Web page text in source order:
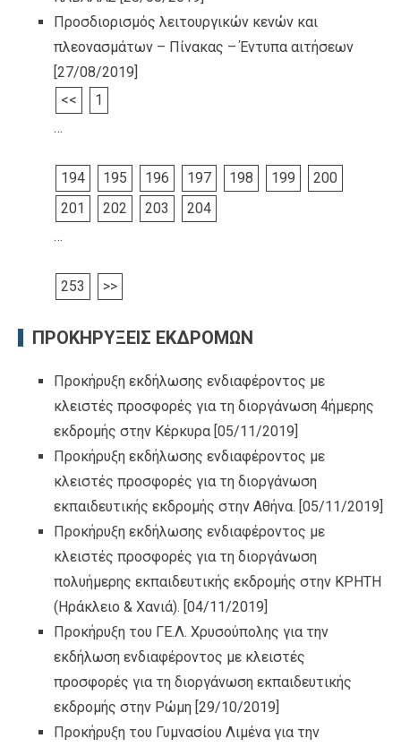
Προσδιορισμός λειτουργικών κενών και
πλεονασμάτων – Πίνακας – Έντυπα αιτήσεων
[27/08/2019]
<<
1
…
194 195 196 197 198 199
200
201
202 203
204
…
253 >>
ΠΡΟΚΗΡΥΞΕΙΣ ΕΚΔΡΟΜΩΝ
Προκήρυξη εκδήλωσης ενδιαφέροντος με
κλειστές προσφορές για τη διοργάνωση 4ήμερης
εκδρομής στην Κέρκυρα [05/11/2019]
Προκήρυξη εκδήλωσης ενδιαφέροντος με
κλειστές προσφορές για τη διοργάνωση
εκπαιδευτικής εκδρομής στην Αθήνα. [05/11/2019]
Προκήρυξη εκδήλωσης ενδιαφέροντος με
κλειστές προσφορές για τη διοργάνωση
πολυήμερης εκπαιδευτικής εκδρομής στην ΚΡΗΤΗ
(Ηράκλειο & Χανιά). [04/11/2019]
Προκήρυξη του ΓΕ.Λ. Χρυσούπολης για την
εκδήλωση ενδιαφέροντος με κλειστές
προσφορές για τη διοργάνωση εκπαιδευτικής
εκδρομής στην Ρώμη [29/10/2019]
Προκήρυξη του Γυμνασίου Λιμένα για την